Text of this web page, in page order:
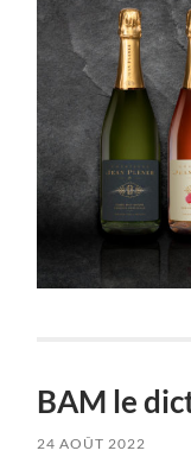
BAM le
24 AOÛT 2022